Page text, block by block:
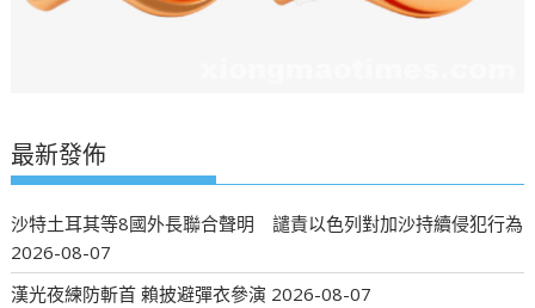
最新發佈
沙特土耳其等8國外長聯合聲明 譴責以色列對加沙持續侵犯行為
2026-08-07
漢光夜練防斬首 賴披避彈衣參演 2026-08-07